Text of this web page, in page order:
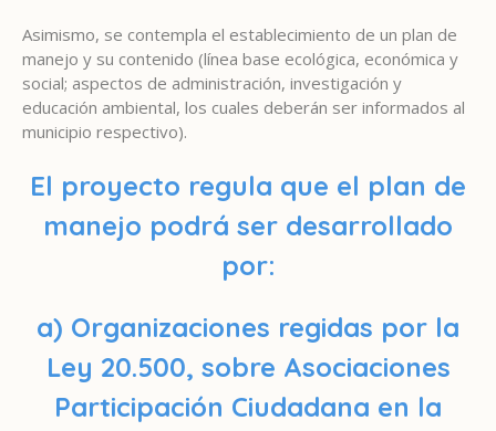
Asimismo, se contempla el establecimiento de un plan de
manejo y su contenido (línea base ecológica, económica y
social; aspectos de administración, investigación y
educación ambiental, los cuales deberán ser informados al
municipio respectivo).
El proyecto regula que el plan de
manejo podrá ser desarrollado
por:
a) Organizaciones regidas por la
Ley 20.500, sobre Asociaciones
Participación Ciudadana en la